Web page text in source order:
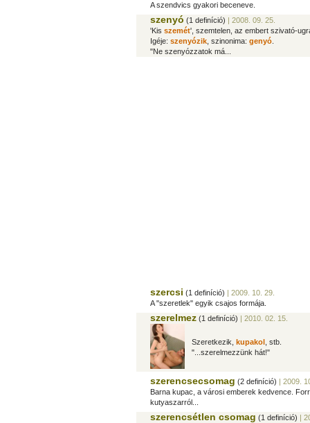
A szendvics gyakori beceneve.
szenyó (1 definíció) | 2008. 09. 25.
'Kis szemét', szemtelen, az embert szivató-
Igéje: szenyózik , szinonima: genyó
"Ne szenyózzatok má...
szercsi (1 definíció) | 2009. 10. 29.
A "szeretlek" egyik csajos formája.
szerelmez (1 definíció) | 2010. 02. 15.
Szeretkezik, kupakol , stb.
"...szerelmezzünk hát!"
szerencsecsomag (2 definíció) | 2009.
Barna kupac, a városi emberek kedvence.
kutyaszarról...
szerencsétlen csomag (1 definíció) |